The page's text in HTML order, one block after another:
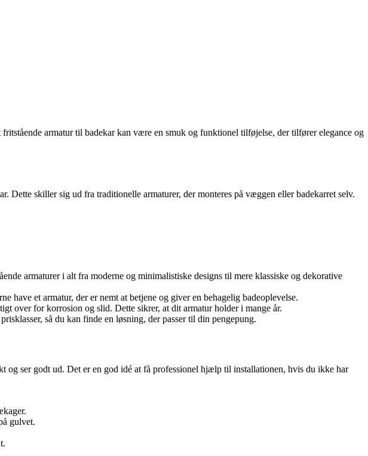
armatur til badekar kan være en smuk og funktionel tilføjelse, der tilfører elegance og
Dette skiller sig ud fra traditionelle armaturer, der monteres på væggen eller badekarret selv.
armaturer i alt fra moderne og minimalistiske designs til mere klassiske og dekorative
et armatur, der er nemt at betjene og giver en behagelig badeoplevelse.
over for korrosion og slid. Dette sikrer, at dit armatur holder i mange år.
så du kan finde en løsning, der passer til din pengepung.
ser godt ud. Det er en god idé at få professionel hjælp til installationen, hvis du ikke har
gulvet.